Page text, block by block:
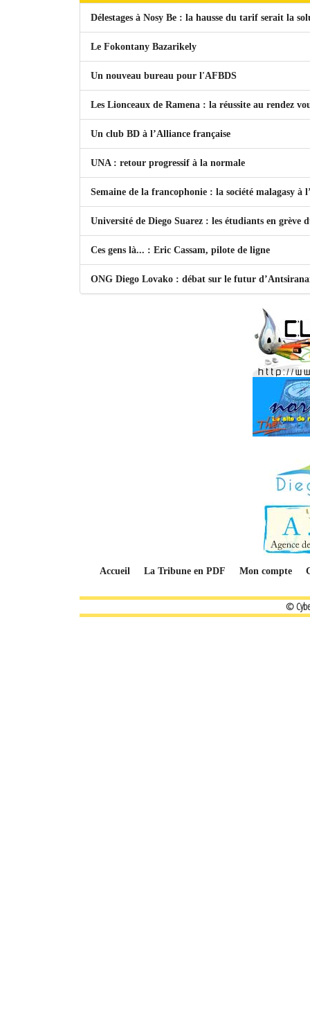
Délestages à Nosy Be : la hausse du tarif serait la
Le Fokontany Bazarikely
Un nouveau bureau pour l'AFBDS
Les Lionceaux de Ramena : la réussite au rendez
Un club BD à l’Alliance française
UNA : retour progressif à la normale
Semaine de la francophonie : la société malagasy à
Université de Diego Suarez : les étudiants en grève
Ces gens là... : Eric Cassam, pilote de ligne
ONG Diego Lovako : débat sur le futur
Accueil La Tribune en PDF Mon compte
©